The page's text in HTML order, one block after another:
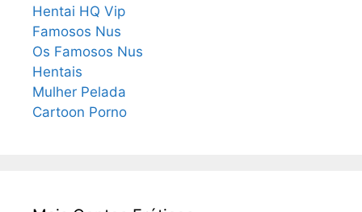
Hentai HQ Vip
Famosos Nus
Os Famosos Nus
Hentais
Mulher Pelada
Cartoon Porno